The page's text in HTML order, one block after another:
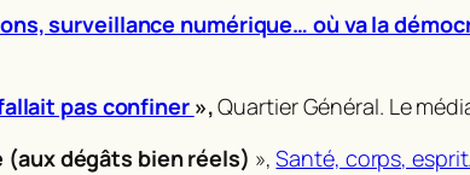
surveillance numérique… où va la
pas confiner »,Quartier Général. Le
(aux dégâts bien réels) »,Santé, corps,